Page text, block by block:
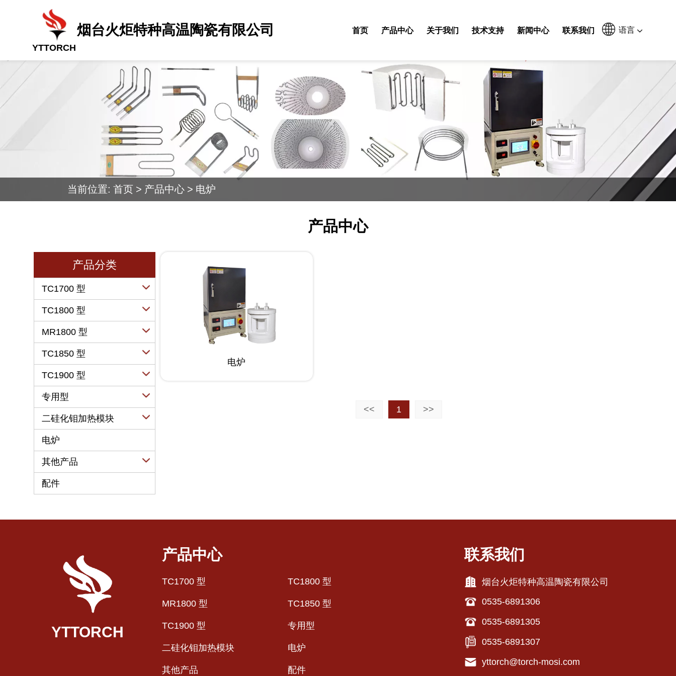
YTTORCH
烟台火炬特种高温陶瓷有限公司 首页 产品中心 关于我们 技术支持 新闻中心 联系我们 语言
当前位置: 首页 > 产品中心 > 电炉
产品中心
产品分类
TC1700 型
U 形
W 形
L 形
I 形
其他形状
TC1800 型
U 形
W 形
L 形
I 形
螺旋形
其他形状
MR1800 型
U 形
W 形
L 形
I 形
螺旋形
其他形状
TC1850 型
U 形
W 形
L 形
I 形
螺旋形
其他形状
TC1900 型
U 形
L 形
I 形
专用型
扩散炉专用型
烤瓷牙专用型
ITO专用型
特殊气氛专用型
二硅化钼加热模块
YTMU 型(螺旋形)
YTHC 型(弧形)
平面型
电炉
其他产品
二硅化钼鼓泡管
二硅化钼热电偶保护管
配件
电炉
<< 1 >>
YTTORCH
产品中心
TC1700 型 TC1800 型
MR1800 型 TC1850 型
TC1900 型 专用型
二硅化钼加热模块 电炉
其他产品 配件
联系我们
烟台火炬特种高温陶瓷有限公司
0535-6891306
0535-6891305
0535-6891307
yttorch@torch-mosi.com